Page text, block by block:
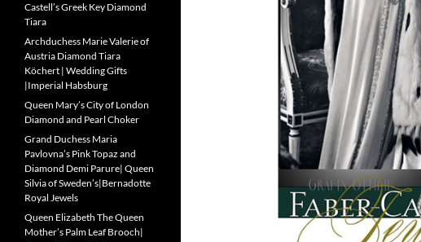
Castell’s Greek Key Diamond
Tiara
Archduchess Marie Valerie of
Austria Diamond Tiara
Köchert | Wedding Gifts
|Imperial Habsburg
Queen Mary’s City of London
Diamond and Pearl Choker
Grand Duchess Maria
Pavlovna’s Pink Topaz and
Diamond Demi Parure| Queen
Silvia of Sweden’s|Bernadotte
Royal Jewels
Queen Elizabeth The Queen
Mother’s Palm Leaf Brooch|